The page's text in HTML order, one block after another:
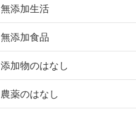
無添加生活
無添加食品
添加物のはなし
農薬のはなし